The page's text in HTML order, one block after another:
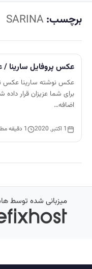
برچسب:SARINA
عکس پروفایل سارینا
عکس نوشته سارینا عکس
برای شما عزیزان قرار
اضافه…
1 اکتبر, 2020 1 دقیقه مطالعه
میزبانی شده توسط